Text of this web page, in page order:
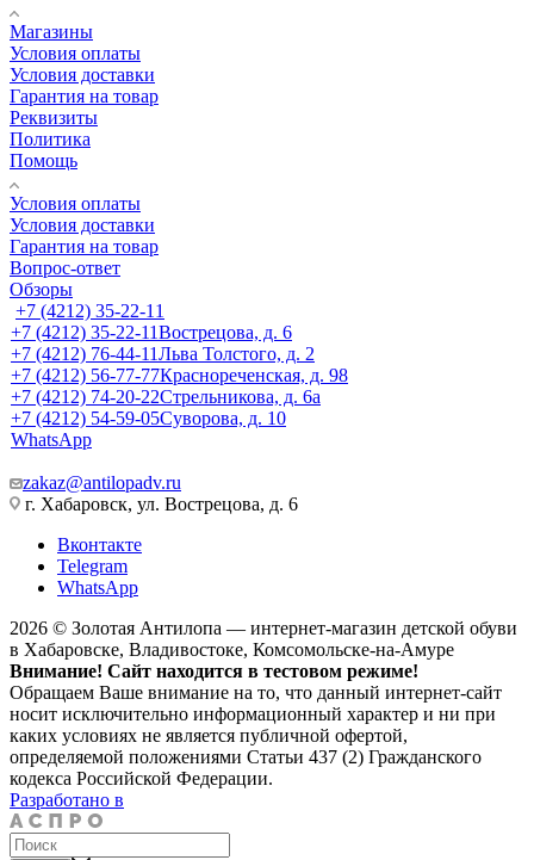
Магазины
Условия оплаты
Условия доставки
Гарантия на товар
Реквизиты
Политика
Помощь
Условия оплаты
Условия доставки
Гарантия на товар
Вопрос-ответ
Обзоры
+7 (4212) 35-22-11
+7 (4212) 35-22-11Вострецова, д. 6
+7 (4212) 76-44-11Льва Толстого, д. 2
+7 (4212) 56-77-77Краснореченская, д. 98
+7 (4212) 74-20-22Стрельникова, д. 6а
+7 (4212) 54-59-05Суворова, д. 10
WhatsApp
zakaz@antilopadv.ru
г. Хабаровск, ул. Вострецова, д. 6
Вконтакте
Telegram
WhatsApp
2026 © Золотая Антилопа — интернет-магазин детской обуви
в Хабаровске, Владивостоке, Комсомольске-на-Амуре
Внимание! Сайт находится в тестовом режиме!
Обращаем Ваше внимание на то, что данный интернет-сайт
носит исключительно информационный характер и ни при
каких условиях не является публичной офертой,
определяемой положениями Статьи 437 (2) Гражданского
кодекса Российской Федерации.
Разработано в